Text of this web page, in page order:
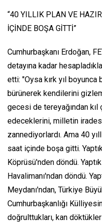
“40 YILLIK PLAN VE
İÇİNDE BOŞA GİTTİ”
Cumhurbaşkanı Erdoğan,
detayına kadar
etti: "Oysa kırk yıl boyunca
bürünerek kendilerini
gecesi de tereyağından
edeceklerini, milletin
zannediyorlardı. Ama 40
saat içinde boşa gitti.
Köprüsü'nden döndü.
Havalimanı'ndan döndü.
Meydanı'ndan, Türkiye
Cumhurbaşkanlığı
doğrulttukları, kan